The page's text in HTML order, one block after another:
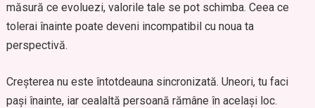
măsură ce evoluezi, valorile tale se pot schimba. Ceea ce
tolerai înainte poate deveni incompatibil cu noua ta
perspectivă.
Creșterea nu este întotdeauna sincronizată. Uneori, tu faci
pași înainte, iar cealaltă persoană rămâne în același loc.